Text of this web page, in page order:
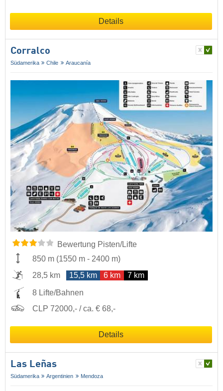
Details
Corralco
Südamerika Chile Araucanía
Bewertung Pisten/Lifte
850 m (1550 m - 2400 m)
28,5 km
15,5 km 6 km 7 km
8 Lifte/Bahnen
CLP 72000,- / ca. € 68,-
Details
Las Leñas
Südamerika Argentinien Mendoza